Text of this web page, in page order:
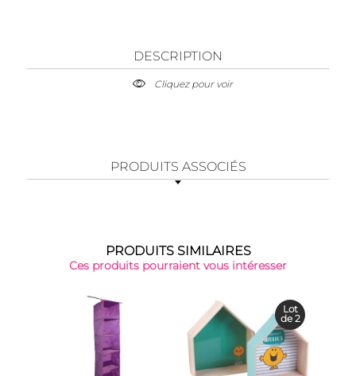
DESCRIPTION
Cliquez pour voir
PRODUITS ASSOCIÉS
PRODUITS SIMILAIRES
Ces produits pourraient vous intéresser
Lot
de 2